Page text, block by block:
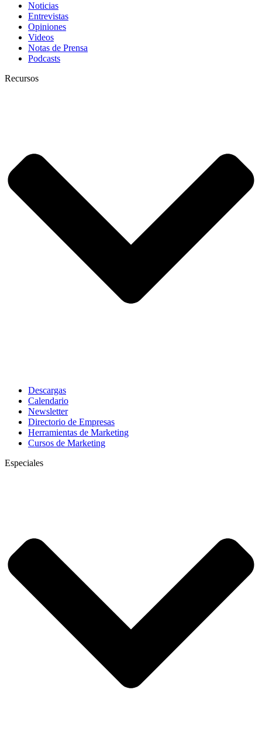
Noticias
Entrevistas
Opiniones
Videos
Notas de Prensa
Podcasts
Recursos
Descargas
Calendario
Newsletter
Directorio de Empresas
Herramientas de Marketing
Cursos de Marketing
Especiales